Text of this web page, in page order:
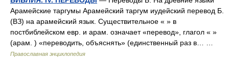
Арамейские таргумы Арамейский таргум иудейский перевод Б.
(ВЗ) на арамейский язык. Существительное « » в
постбиблейском евр. и арам. означает «перевод», глагол « »
(арам. ) «переводить, объяснять» (единственный раз в… …
Православная энциклопедия